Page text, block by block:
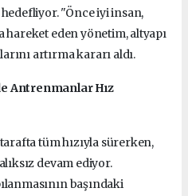
"Önce iyi insan,
eden yönetim, altyapı
artırma kararı aldı.
Antrenmanlar Hız
tüm hızıyla sürerken,
devam ediyor.
başındaki